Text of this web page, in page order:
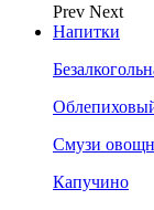
Prev Next
Напитки
Смузи
Капучино